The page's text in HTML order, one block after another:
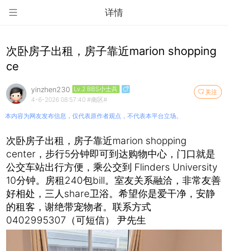
详情
次卧房子出租，房子靠近marion shopping
ce
关注
yinzhen230 Lv.2 BBS小士兵
4-6-2026 08:57:40 #南区#
本内容为网友发布信息，仅代表原作者观点，不代表本平台立场。
次卧房子出租，房子靠近marion shopping
center，步行5分钟即可到达购物中心，门口就是
公交车站出行方便，乘公交到 Flinders University
10分钟。房租240包bill。室友关系融洽，非常友善
好相处，三人share卫浴。希望你是爱干净，安静
的租客，谢绝带宠物者。联系方式
0402995307（可短信） 尹先生